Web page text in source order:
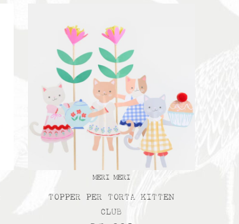
MERI MERI
TOPPER PER TORTA KITTEN
CLUB